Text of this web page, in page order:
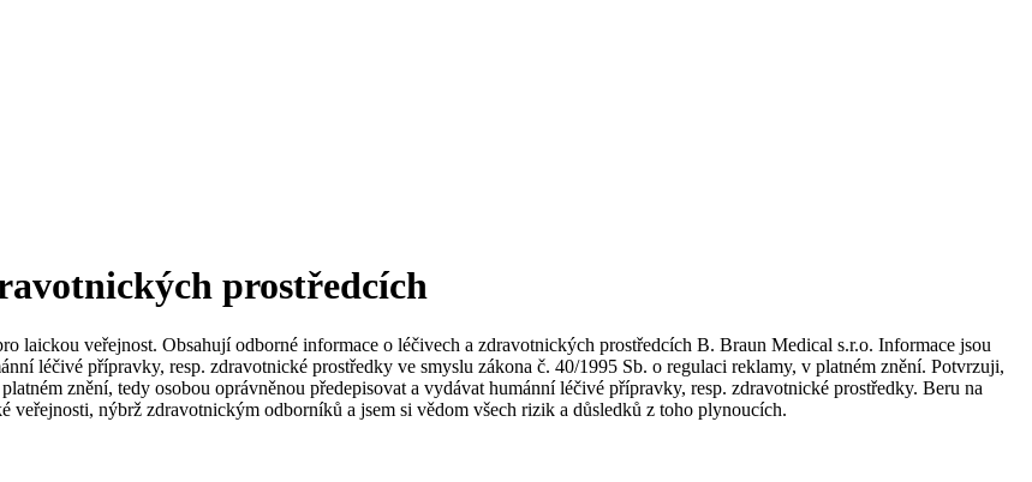
prostředcích
laickou veřejnost. Obsahují odborné informace o léčivech a zdravotnických prostředcích B. Braun Medical s.r.o. Informace jsou
léčivé přípravky, resp. zdravotnické prostředky ve smyslu zákona č. 40/1995 Sb. o regulaci reklamy, v platném znění. Potvrzuji,
znění, tedy osobou oprávněnou předepisovat a vydávat humánní léčivé přípravky, resp. zdravotnické prostředky. Beru na
veřejnosti, nýbrž zdravotnickým odborníků a jsem si vědom všech rizik a důsledků z toho plynoucích.